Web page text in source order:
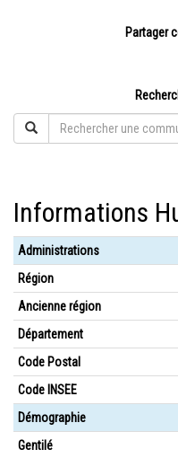
Partager
Informations
Administrations
Région
Ancienne région
Département
Code Postal
Code INSEE
Démographie
Gentilé